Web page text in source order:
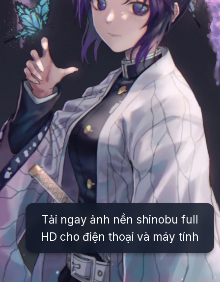
Tải ngay ảnh nền shinobu full
HD cho điện thoại và máy tính